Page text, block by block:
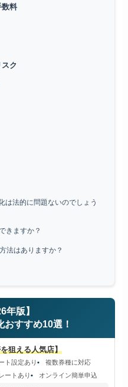
数料
ク
は法的に問題ないのでしょう
きますか？
法はありますか？
年版】
おすすめ10選！
狙える人気店】
ト設定あり
複数券種に対応
ートあり
オンライン簡単申込